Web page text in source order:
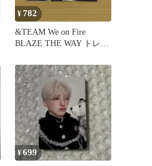
¥782
&TEAM We on Fire
BLAZE THE WAY トレカ
¥699